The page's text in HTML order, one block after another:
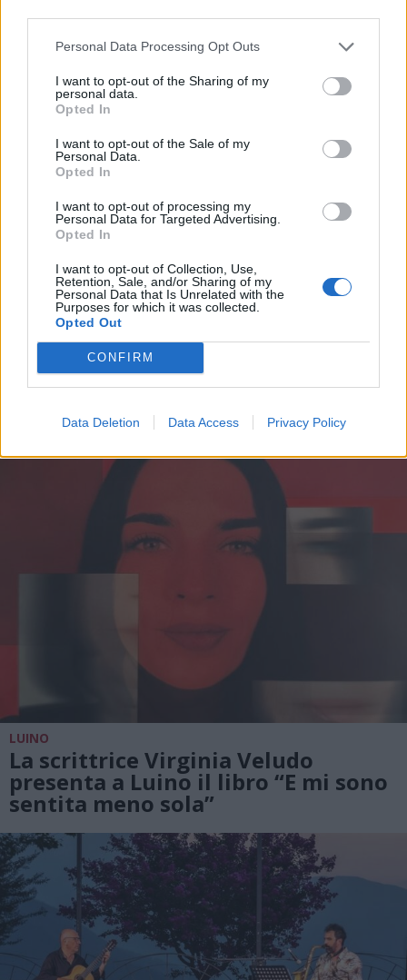
Personal Data Processing Opt Outs
I want to opt-out of the Sharing of my
personal data.
Opted In
I want to opt-out of the Sale of my
Personal Data.
Opted In
I want to opt-out of processing my
Personal Data for Targeted Advertising.
Opted In
I want to opt-out of Collection, Use,
Retention, Sale, and/or Sharing of my
Personal Data that Is Unrelated with the
Purposes for which it was collected.
Opted Out
CONFIRM
Data Deletion Data Access Privacy Policy
ALTRE NOTIZIE DI LUINO
LUINO
Luino festeggia la maestra
Giuseppina Maspero: cento anni tra
LUINO
La scrittrice Virginia Veludo
presenta a Luino il libro “E mi sono
sentita meno sola”